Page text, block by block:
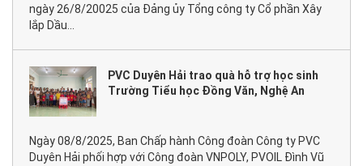
ngày 26/8/20025 của Đảng ủy Tổng công ty Cổ phần Xây
lắp Dầu...
PVC Duyên Hải trao quà hỗ trợ học sinh
Trường Tiểu học Đồng Văn, Nghệ An
Ngày 08/8/2025, Ban Chấp hành Công đoàn Công ty PVC
Duyên Hải phối hợp với Công đoàn VNPOLY, PVOIL Đình Vũ